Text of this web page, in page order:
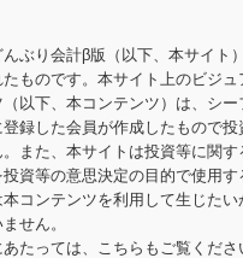
ぶり会計β版（以下、本サイト
ものです。本サイト上のビジ
（以下、本コンテンツ）は、シ
録した会員が作成したもので
。また、本サイトは投資等に関
投資等の意思決定の目的で使用
本コンテンツを利用して生じた
せん。
あたっては、こちらもご覧くださ